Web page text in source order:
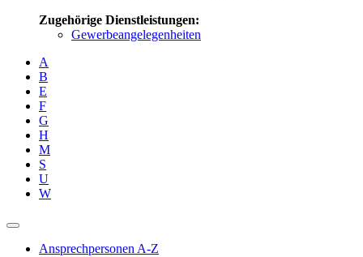
Zugehörige Dienstleistungen:
Gewerbeangelegenheiten
A
B
E
F
G
H
M
S
U
W
Ansprechpersonen A-Z